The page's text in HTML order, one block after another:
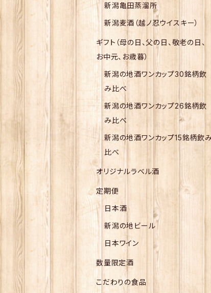
新潟亀田蒸溜所
新潟麦酒（越ノ忍ウイスキー）
ギフト（母の日、父の日、敬老の日、
お中元、お歳暮）
新潟の地酒ワンカップ30銘柄飲
み比べ
新潟の地酒ワンカップ26銘柄飲
み比べ
新潟の地酒ワンカップ15銘柄飲
比べ
オリジナルラベル酒
定期便
日本酒
新潟の地ビール
日本ワイン
数量限定酒
こだわりの食品